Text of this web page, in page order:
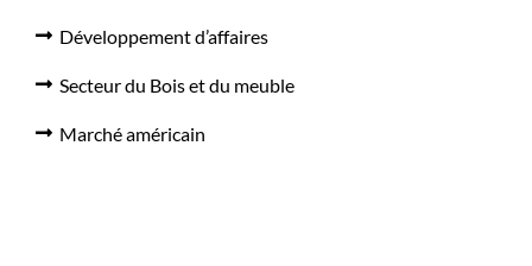
Développement d’affaires
Secteur du Bois et du meuble
Marché américain